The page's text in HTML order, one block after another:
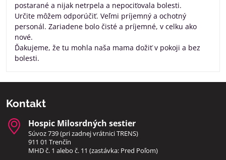
postarané a nijak netrpela a nepociťovala bolesti.
Určite môžem odporúčiť. Veľmi príjemný a ochotný
personál. Zariadene bolo čisté a príjemné, v celku ako
nové.
Ďakujeme, že tu mohla naša mama dožiť v pokoji a bez
bolesti.
Kontakt
Hospic Milosrdných sestier
Súvoz 739 (pri zadnej vrátnici TRENS)
911 01 Trenčín
MHD č. 1 alebo č. 11 (zastávka: Pred Poľom)